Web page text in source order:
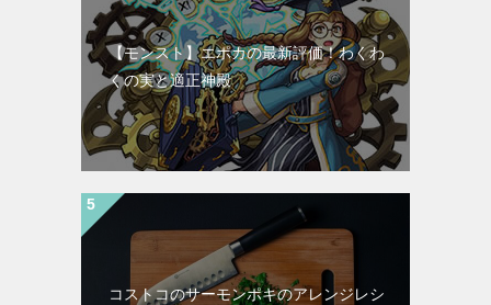
【モンスト】エポカの最新評価！わくわ
くの実と適正神殿
コストコのサーモンポキのアレンジレシ